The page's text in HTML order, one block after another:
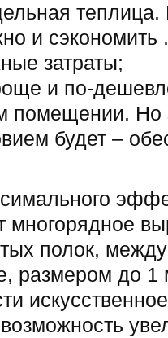
теплица.
и
затраты;
и по-
помещении. Но
будет –
многорядное
полок,
размером до